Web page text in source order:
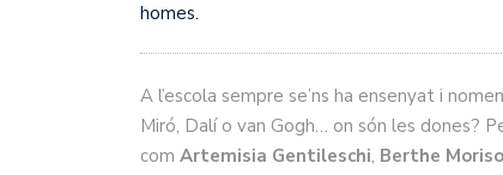
homes.
A l’escola sempre se’ns ha ensenyat i
Miró, Dalí o van Gogh… on són les dones?
com Artemisia Gentileschi, Berthe